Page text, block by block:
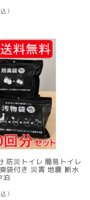
）
防災トイレ 簡易トイレ
袋付き 災害 地震 断水
泊
）